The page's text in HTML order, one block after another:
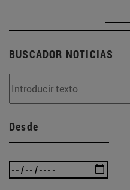
BUSCADOR NOTICIAS
Desde